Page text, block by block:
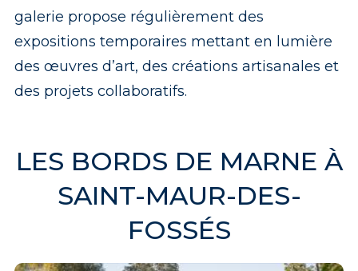
galerie propose régulièrement des
expositions temporaires mettant en lumière
des œuvres d’art, des créations artisanales et
des projets collaboratifs.
LES BORDS DE MARNE À
SAINT-MAUR-DES-
FOSSÉS